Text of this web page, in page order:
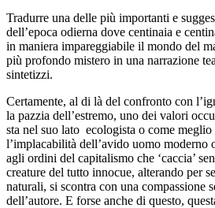
Tradurre una delle più importanti e
dell’epoca odierna dove centinaia e
in maniera impareggiabile il mondo del
più profondo mistero in una narrazione
sintetizzi.
Certamente, al di là del confronto con
la pazzia dell’estremo, uno dei valori
sta nel suo lato ecologista o come meglio
l’implacabilità dell’avido uomo moderno
agli ordini del capitalismo che ‘caccia’
creature del tutto innocue, alterando per
naturali, si scontra con una compassione
dell’autore. E forse anche di questo,